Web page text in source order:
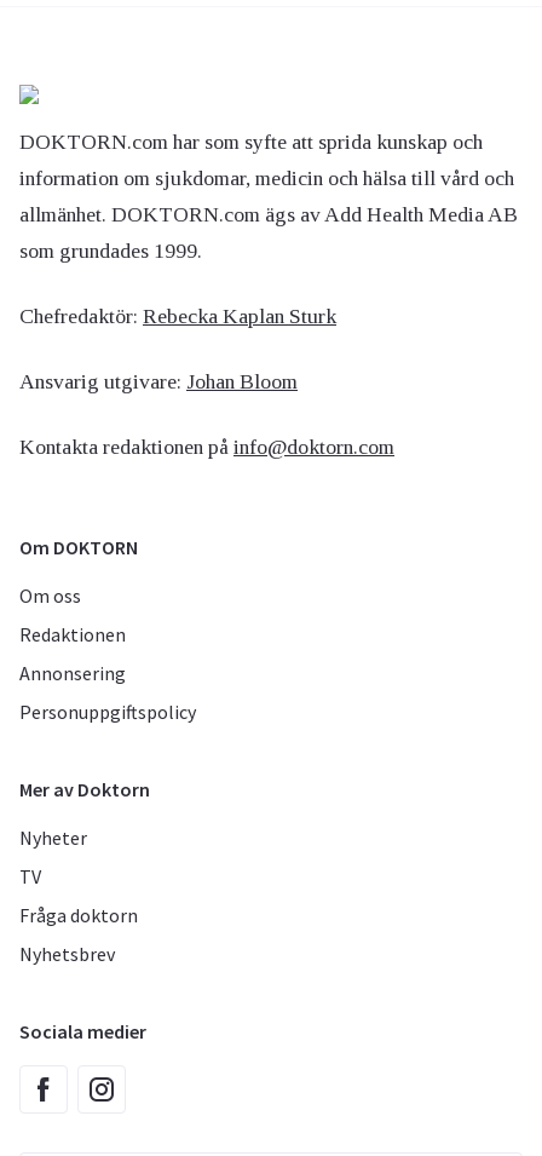
DOKTORN.com har som syfte att sprida kunskap och
information om sjukdomar, medicin och hälsa till vård och
allmänhet. DOKTORN.com ägs av Add Health Media AB
som grundades 1999.
Chefredaktör: Rebecka Kaplan Sturk
Ansvarig utgivare: Johan Bloom
Kontakta redaktionen på info@doktorn.com
Om DOKTORN
Om oss
Redaktionen
Annonsering
Personuppgiftspolicy
Mer av Doktorn
Nyheter
TV
Fråga doktorn
Nyhetsbrev
Sociala medier